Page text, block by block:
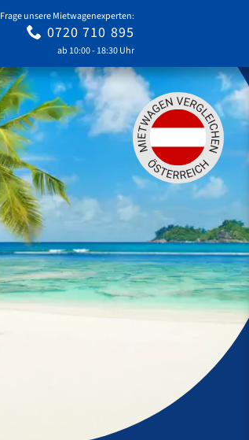
Frage unsere Mietwagenexperten:
0720 710 895
ab 10:00 - 18:30 Uhr